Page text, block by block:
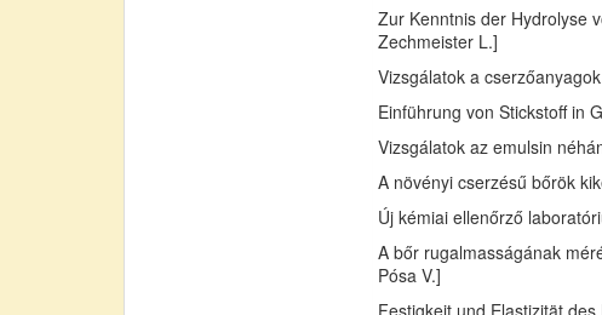
Zur Kenntnis der Hydrolyse
Zechmeister L.]
Vizsgálatok a
Einführung von Stickstoff in
Vizsgálatok az emulsin
A növényi cserzésű bőrök
Új kémiai ellenőrző
A bőr rugalmasságának
Pósa V.]